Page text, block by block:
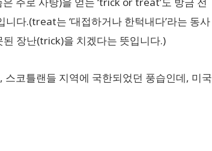
니다.(treat는 ‘대접하거나 한턱내다’라는 동사
장난(trick)을 치겠다는 뜻입니다.)
코틀랜들 지역에 국한되었던 풍습인데, 미국